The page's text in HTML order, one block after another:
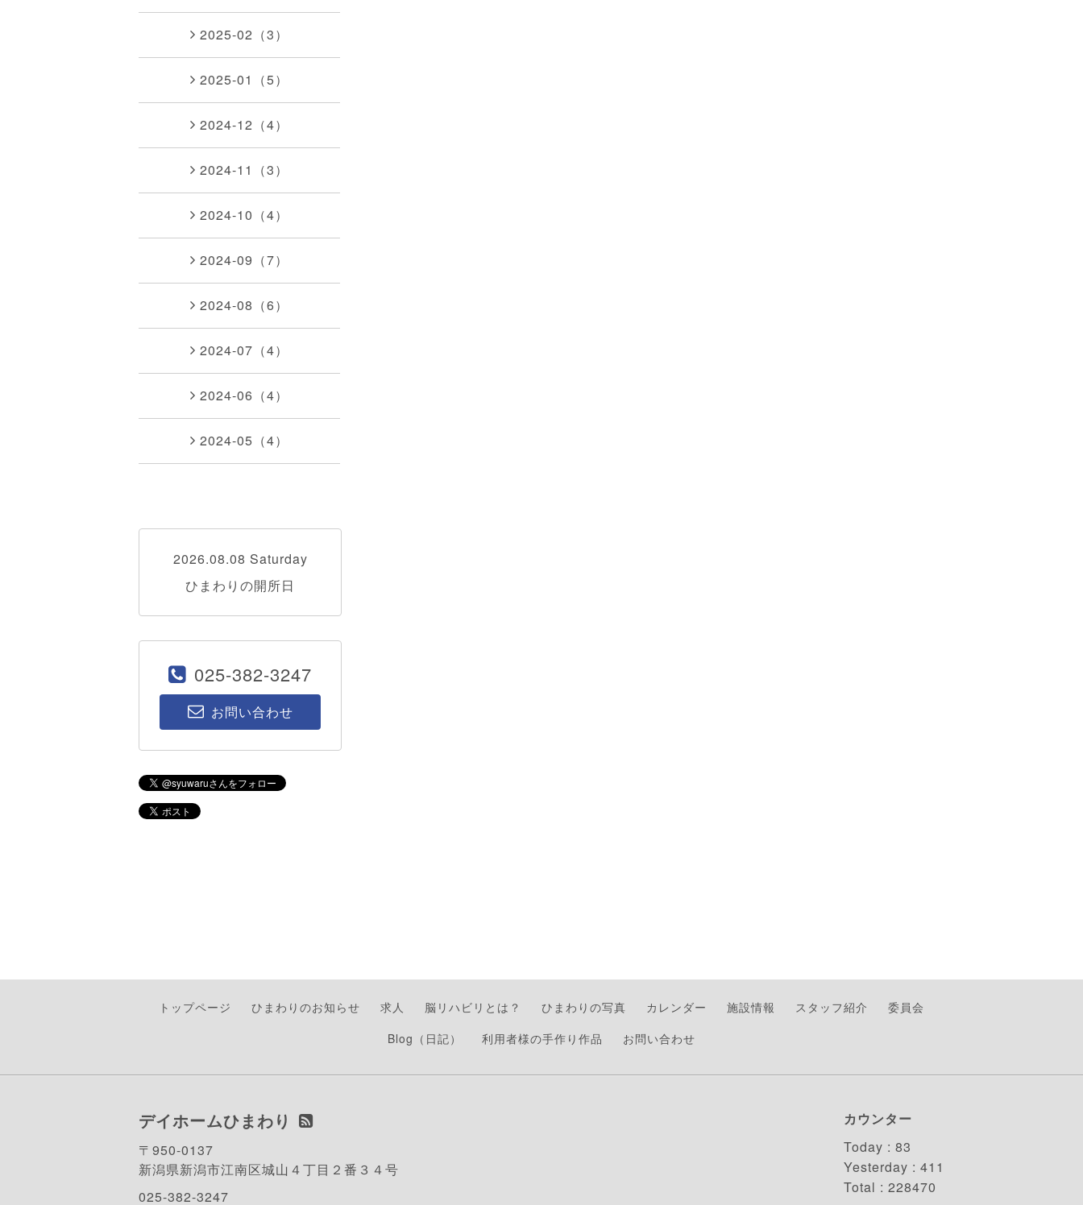
2025-02（3）
2025-01（5）
2024-12（4）
2024-11（3）
2024-10（4）
2024-09（7）
2024-08（6）
2024-07（4）
2024-06（4）
2024-05（4）
2026.08.08 Saturday
ひまわりの開所日
025-382-3247
お問い合わせ
トップページ ひまわりのお知らせ 求人 脳リハビリとは？ ひまわりの写真 カレンダー 施設情報 スタッフ紹介
委員会
Blog（日記）
利用者様の手作り作品 お問い合わせ
デイホームひまわり
〒950-0137
新潟県新潟市江南区城山４丁目２番３４号
025-382-3247
カウンター
Today : 83
Yesterday : 411
Total : 228470